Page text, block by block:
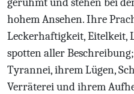
hohem Ansehen. Ihre
Leckerhaftigkeit, Eitelkeit,
spotten aller
Tyrannei, ihrem Lügen,
Verräterei und ihrem